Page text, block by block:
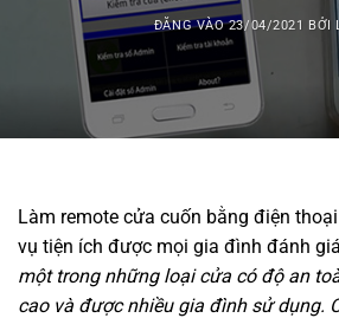
ĐĂNG VÀO23/04/2021 BỞI
Làm remote cửa cuốn bằng điện
vụ tiện ích được mọi gia đình đánh
một trong những loại cửa có độ an
cao và được nhiều gia đình sử dụng.